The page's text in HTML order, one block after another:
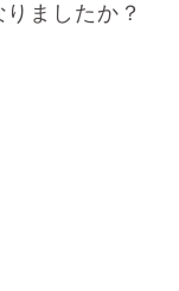
ましたか？